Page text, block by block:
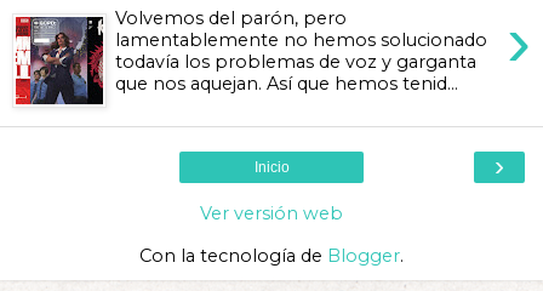
›
Volvemos del parón, pero
lamentablemente no hemos solucionado
todavía los problemas de voz y garganta
que nos aquejan. Así que hemos tenid...
›
Inicio
Ver versión web
Con la tecnología de Blogger.